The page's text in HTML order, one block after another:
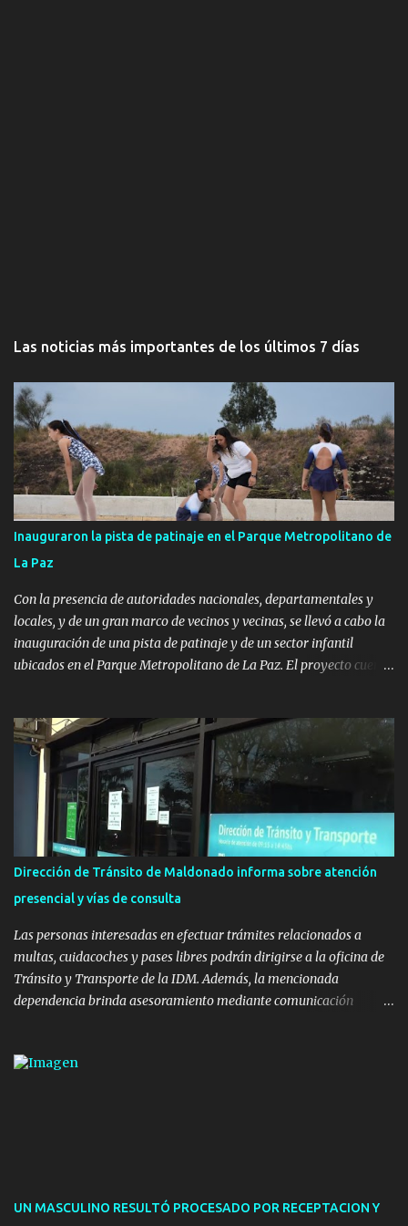
Las noticias más importantes de los últimos 7 días
Inauguraron la pista de patinaje en el Parque Metropolitano de
La Paz
Con la presencia de autoridades nacionales, departamentales y
locales, y de un gran marco de vecinos y vecinas, se llevó a cabo la
inauguración de una pista de patinaje y de un sector infantil
ubicados en el Parque Metropolitano de La Paz. El proyecto cuenta
Pública de OPP, así como aportes del Gobierno de Canelones y del
Ministerio de Transporte y Obras Públicas. La nueva
infraestructura deportiva consiste en una plataforma de 35 m por
20 m con banco de hormigón sobre sus laterales. Su destino será
polifuncional, permitiendo la práctica de patín, hockey, gimnasia y
la realización de eventos culturales. Próximo a la pista, se
instalaron juegos infantiles y equipamiento urbano (bancos de
nuevos pavimentos e iluminación. La totalidad de estas obras
implicaron una inversión estimada ...
Dirección de Tránsito de Maldonado informa sobre atención
presencial y vías de consulta
Las personas interesadas en efectuar trámites relacionados a
multas, cuidacoches y pases libres podrán dirigirse a la oficina de
Tránsito y Transporte de la IDM. Además, la mencionada
dependencia brinda asesoramiento mediante comunicación
presencial comprende los siguientes trámites: Multas: devolución
1921(interno 1456). Cuidacoches: consultas a
UN MASCULINO RESULTÓ PROCESADO POR RECEPTACION Y